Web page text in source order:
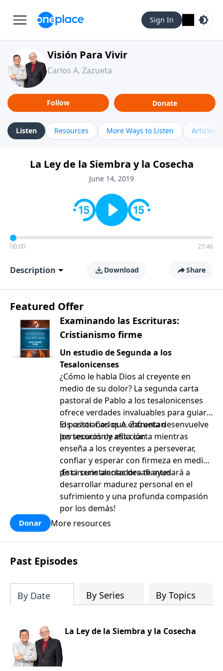
Sign In
Visión Para Vivir
Carlos A. Zazueta
Follow Donate
Listen Resources More Ways to Listen Articles
La Ley de la Siembra y la Cosecha
June 14, 2019
00:00 27:46
Description Download Share
Featured Offer
Examinando las Escrituras:
Cristianismo firme
Un estudio de Segunda a los
Tesalonicenses
¿Cómo le habla Dios al creyente en
medio de su dolor? La segunda carta
pastoral de Pablo a los tesalonicenses
ofrece verdades invaluables para guiar a
los cristianos que enfrentan
persecución y aflicción.
El pastor Carlos A. Zazueta desenvuelve
los tesoros de esta carta mientras
enseña a los creyentes a perseverar,
confiar y esperar con firmeza en medio
de circunstancias desafiantes.
¡Esta serie alentadora te ayudará a
desarrollar madurez personal en el
sufrimiento y una profunda compasión
por los demás!
Donar More resources
Past Episodes
By Date By Series By Topics
La Ley de la Siembra y la Cosecha